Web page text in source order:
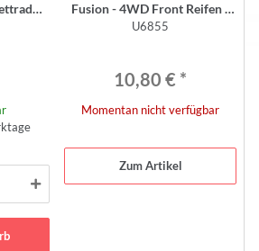
Fusion - 4WD Front Reifen -
2.2" - GELB (2 Stück)
U6855
10,80 € *
Momentan nicht verfügbar
Zum Artikel